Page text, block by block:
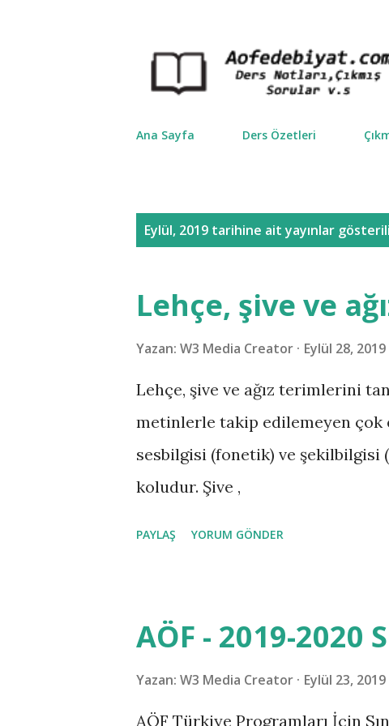
Ana Sayfa Ders Özetleri
Eylül, 2019 tarihine ait yayınlar
Lehçe, şive ve
Yazan: W3 Media Creator Eylül 28, 2019
Lehçe, şive ve ağız terimlerini
metinlerle takip edilemeyen çok
sesbilgisi (fonetik) ve şekilbilgisi
koludur. Şive ,
PAYLAŞ YORUM GÖNDER
AÖF - 2019-2020
Yazan: W3 Media Creator Eylül 23, 2019
AÖF Türkiye Programları İçin